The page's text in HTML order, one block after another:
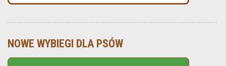
NOWE WYBIEGI DLA PSÓW